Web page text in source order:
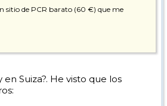
sitio de PCR barato (60 €) que me
Suiza?. He visto que los